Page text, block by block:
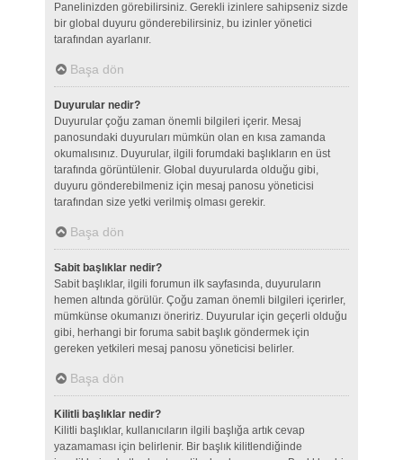
Panelinizden görebilirsiniz. Gerekli izinlere sahipseniz sizde
bir global duyuru gönderebilirsiniz, bu izinler yönetici
tarafından ayarlanır.
Başa dön
Duyurular nedir?
Duyurular çoğu zaman önemli bilgileri içerir. Mesaj
panosundaki duyuruları mümkün olan en kısa zamanda
okumalısınız. Duyurular, ilgili forumdaki başlıkların en üst
tarafında görüntülenir. Global duyurularda olduğu gibi,
duyuru gönderebilmeniz için mesaj panosu yöneticisi
tarafından size yetki verilmiş olması gerekir.
Başa dön
Sabit başlıklar nedir?
Sabit başlıklar, ilgili forumun ilk sayfasında, duyuruların
hemen altında görülür. Çoğu zaman önemli bilgileri içerirler,
mümkünse okumanızı öneririz. Duyurular için geçerli olduğu
gibi, herhangi bir foruma sabit başlık göndermek için
gereken yetkileri mesaj panosu yöneticisi belirler.
Başa dön
Kilitli başlıklar nedir?
Kilitli başlıklar, kullanıcıların ilgili başlığa artık cevap
yazamaması için belirlenir. Bir başlık kilitlendiğinde